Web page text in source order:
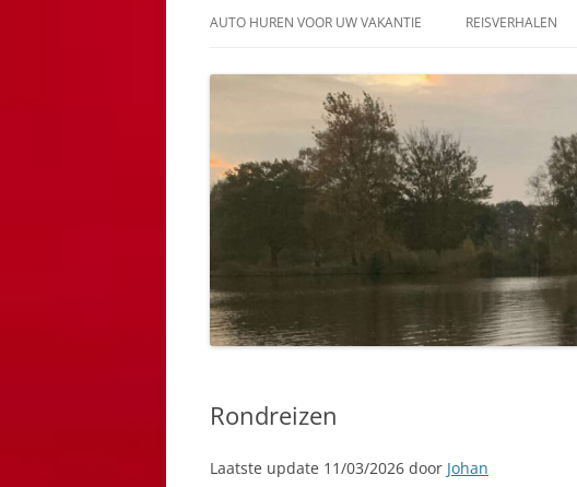
AUTO HUREN VOOR UW VAKANTIE REISVERHALEN
Rondreizen
Laatste update 11/03/2026 door Johan